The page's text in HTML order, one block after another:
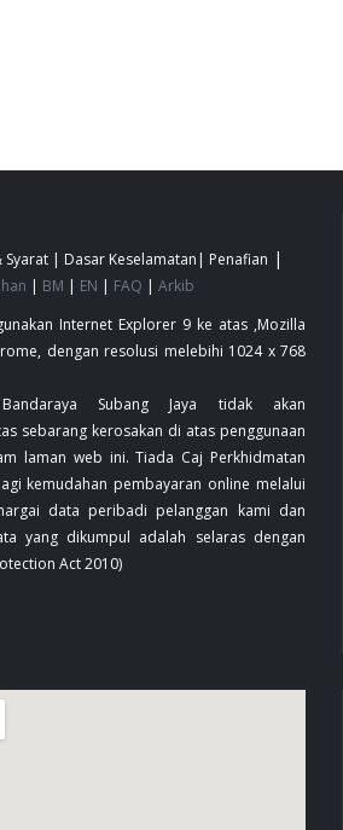
Syarat | Dasar Keselamatan | Penafian |
| BM | EN | FAQ | Arkib
Internet Explorer 9 ke atas ,Mozilla
dengan resolusi melebihi 1024 x 768
Subang Jaya tidak akan
sebarang kerosakan di atas penggunaan
laman web ini. Tiada Caj Perkhidmatan
kemudahan pembayaran online melalui
data peribadi pelanggan kami dan
yang dikumpul adalah selaras dengan
Act 2010)